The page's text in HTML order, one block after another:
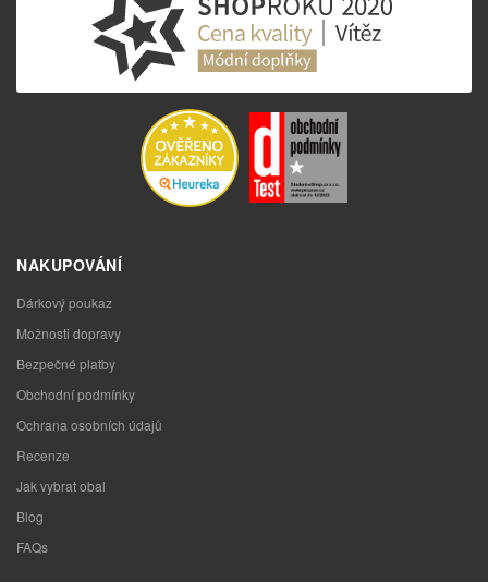
NAKUPOVÁNÍ
Dárkový poukaz
Možnosti dopravy
Bezpečné platby
Obchodní podmínky
Ochrana osobních údajů
Recenze
Jak vybrat obal
Blog
FAQs